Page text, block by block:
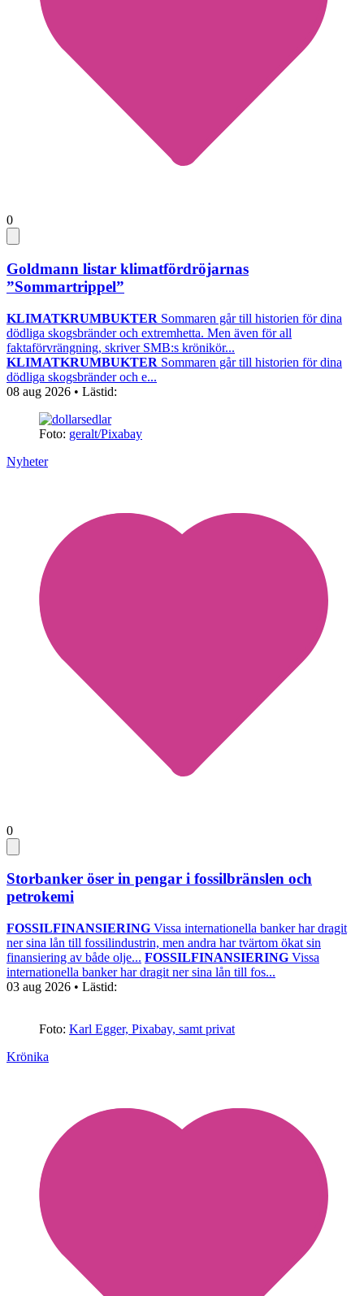
0
Goldmann listar klimatfördröjarnas
”Sommartrippel”
KLIMATKRUMBUKTER Sommaren går till historien för dina
dödliga skogsbränder och extremhetta. Men även för all
faktaförvrängning, skriver SMB:s krönikör...
KLIMATKRUMBUKTER Sommaren går till historien för dina
dödliga skogsbränder och e...
08 aug 2026 • Lästid:
Foto: geralt/Pixabay
Nyheter
0
Storbanker öser in pengar i fossilbränslen och
petrokemi
FOSSILFINANSIERING Vissa internationella banker har dragit
ner sina lån till fossilindustrin, men andra har tvärtom ökat sin
finansiering av både olje... FOSSILFINANSIERING Vissa
internationella banker har dragit ner sina lån till fos...
03 aug 2026 • Lästid:
Foto: Karl Egger, Pixabay, samt privat
Krönika